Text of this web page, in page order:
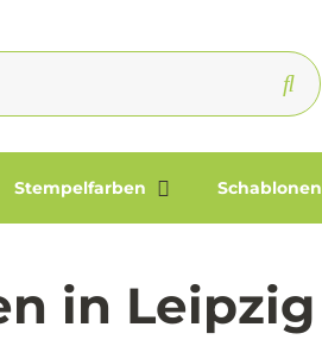
Stempelfarben Schablonen
in Leipzig